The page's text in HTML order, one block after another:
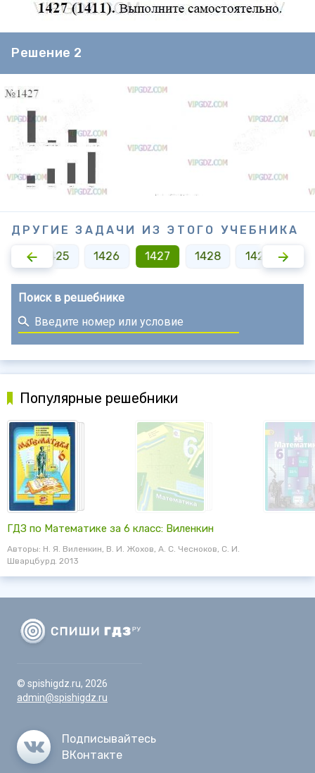
Решение 2
ДРУГИЕ ЗАДАЧИ ИЗ ЭТОГО УЧЕБНИКА
1425 1426 1427 1428 1429
Поиск в решебнике
Популярные решебники
ГДЗ по Математике за 6 класс: Виленкин
Авторы: Н. Я. Виленкин, В. И. Жохов, А. С. Чесноков, С. И.
Шварцбурд. 2013
© spishigdz.ru, 2026
admin@spishigdz.ru
Подписывайтесь
ВКонтакте